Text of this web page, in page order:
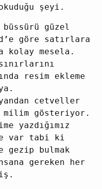
şeyi.
büssürü güzel
göre satırlara
kolay mesela.
resim ekleme
cetveller
milim gösteriyor.
yazdığımız
var tabi ki
gezip bulmak
gereken her